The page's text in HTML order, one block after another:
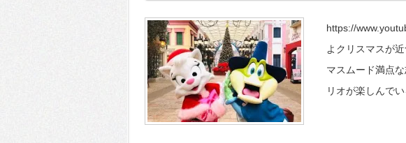
https://
よクリスマスが
マスムード満点
リオが楽しんで